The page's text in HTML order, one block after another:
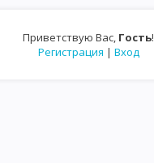
Приветствую Вас, Гость!
Регистрация | Вход